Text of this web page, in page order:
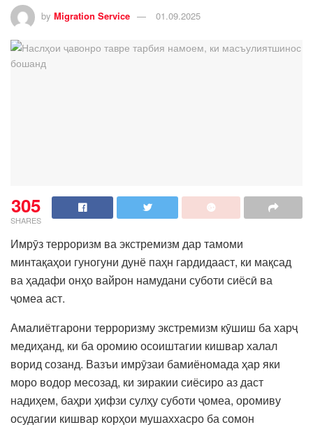
by Migration Service 01.09.2025
305
SHARES
Имрӯз терроризм ва экстремизм дар тамоми
минтақаҳои гуногуни дунё паҳн гардидааст, ки мақсад
ва ҳадафи онҳо вайрон намудани суботи сиёсӣ ва
ҷомеа аст.
Амалиётгарони терроризму экстремизм кӯшиш ба харҷ
медиҳанд, ки ба оромию осоиштагии кишвар халал
ворид созанд. Вазъи имрӯзаи бамиёномада ҳар яки
моро водор месозад, ки зиракии сиёсиро аз даст
надиҳем, баҳри ҳифзи сулҳу суботи ҷомеа, оромиву
осудагии кишвар корҳои мушаххасро ба сомон